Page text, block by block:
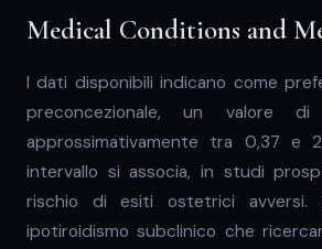
Medical Conditions and
I dati disponibili indicano come
preconcezionale, un valore di
approssimativamente tra 0,37 e
intervallo si associa, in studi
rischio di esiti ostetrici avversi.
ipotiroidismo subclinico che